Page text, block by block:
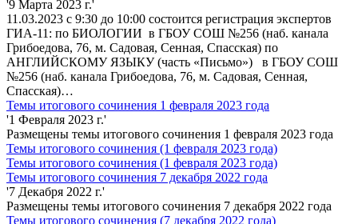
'9 Марта 2023 г.'
11.03.2023 с 9:30 до 10:00 состоится регистрация экспертов
ГИА-11: по БИОЛОГИИ в ГБОУ СОШ №256 (наб. канала
Грибоедова, 76, м. Садовая, Сенная, Спасская) по
АНГЛИЙСКОМУ ЯЗЫКУ (часть «Письмо») в ГБОУ СОШ
№256 (наб. канала Грибоедова, 76, м. Садовая, Сенная,
Спасская)…
Темы итогового сочинения 1 февраля 2023 года
'1 Февраля 2023 г.'
Размещены темы итогового сочинения 1 февраля 2023 года
Темы итогового сочинения (1 февраля 2023 года)
Темы итогового сочинения (1 февраля 2023 года)
Темы итогового сочинения 7 декабря 2022 года
'7 Декабря 2022 г.'
Размещены темы итогового сочинения 7 декабря 2022 года
Темы итогового сочинения (7 декабря 2022 года)